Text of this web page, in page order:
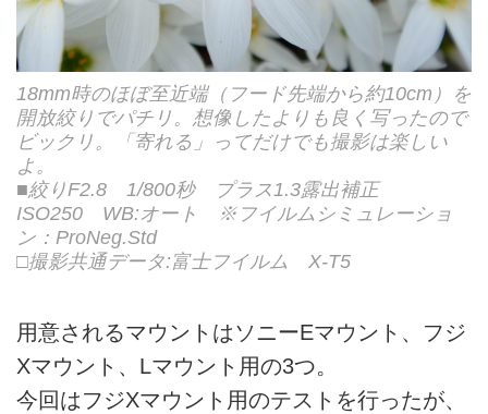
18mm時のほぼ至近端（フード先端から約10cm）を
開放絞りでパチリ。想像したよりも良く写ったので
ビックリ。「寄れる」ってだけでも撮影は楽しい
よ。
■絞りF2.8 1/800秒 プラス1.3露出補正
ISO250 WB:オート ※フイルムシミュレーショ
ン：ProNeg.Std
□撮影共通データ:富士フイルム X-T5
用意されるマウントはソニーEマウント、フジ
Xマウント、Lマウント用の3つ。
今回はフジXマウント用のテストを行ったが、